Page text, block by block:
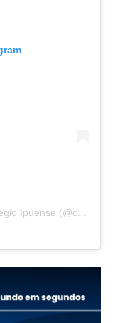
Uma publicação compartilhada por Colégio Ipuense (@colegioipuense)